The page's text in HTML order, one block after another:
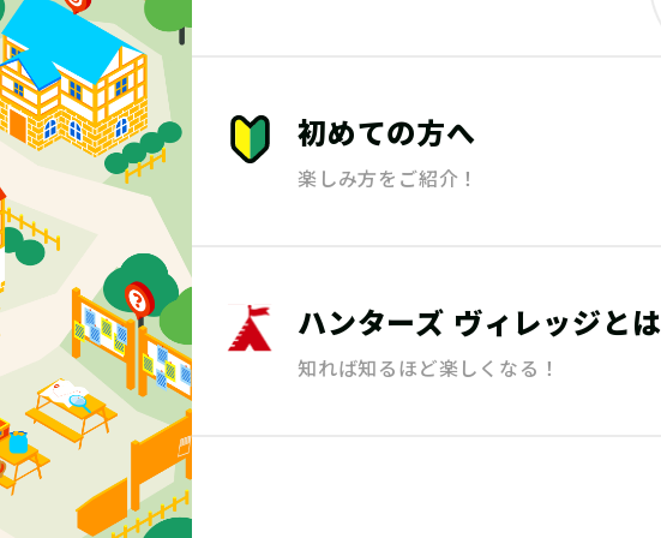
初めての方へ
楽しみ方をご紹介！
ハンターズ ヴィレッジとは
知れば知るほど楽しくなる！